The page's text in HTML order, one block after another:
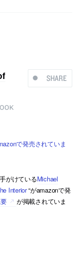
SHARE
で発売されていま
がけているMichael
Interior“がamazonで発
が掲載されていま